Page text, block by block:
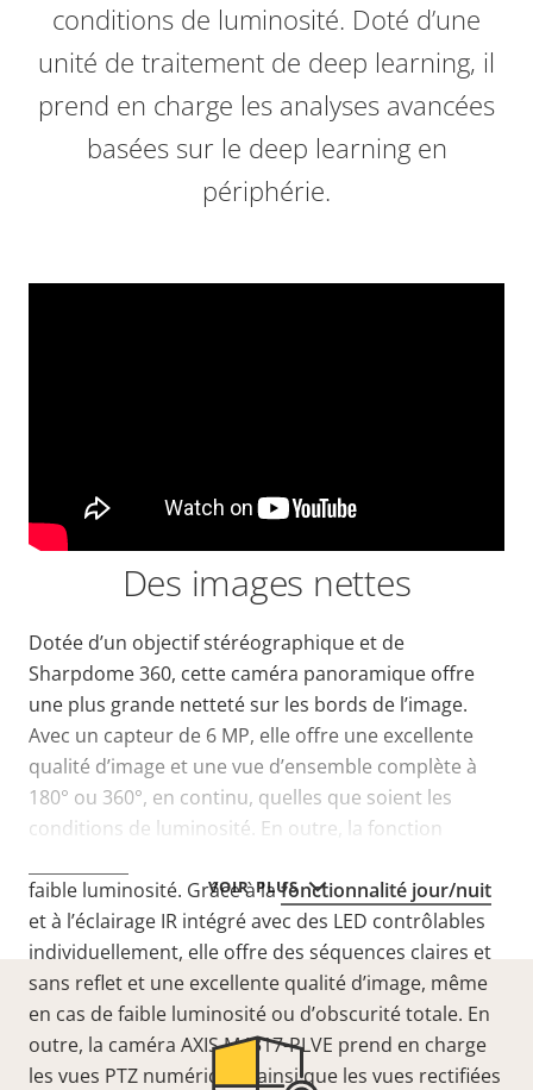
VOIR PLUS
conditions de luminosité. Doté d’une
unité de traitement de deep learning, il
prend en charge les analyses avancées
basées sur le deep learning en
périphérie.
Des images nettes
Dotée d’un objectif stéréographique et de
Sharpdome 360, cette caméra panoramique offre
une plus grande netteté sur les bords de l’image.
Avec un capteur de 6 MP, elle offre une excellente
qualité d’image et une vue d’ensemble complète à
180° ou 360°, en continu, quelles que soient les
conditions de luminosité. En outre, la fonction
faible luminosité. Grâce à lafonctionnalité jour/nuit
et à l’éclairage IR intégré avec des LED contrôlables
individuellement, elle offre des séquences claires et
sans reflet et une excellente qualité d’image, même
en cas de faible luminosité ou d’obscurité totale. En
outre, la caméra AXIS M4317-PLVE prend en charge
les vues PTZ numériques ainsi que les vues rectifiées